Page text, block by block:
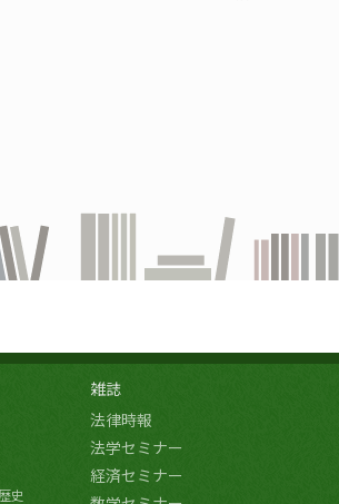
史
雑誌
法律時報
法学セミナー
経済セミナー